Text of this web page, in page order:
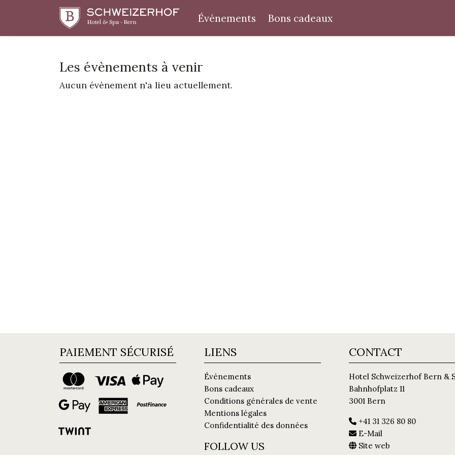
Événements Bons cadeaux
Les évènements à venir
Aucun évènement n'a lieu actuellement.
PAIEMENT SÉCURISÉ LIENS
Événements
Bons cadeaux
Conditions générales de vente
Mentions légales
Confidentialité des données
FOLLOW US
CONTACT
Hotel Schweizerhof Bern &
Bahnhofplatz 11
3001 Bern
+41 31 326 80 80
E-Mail
Site web